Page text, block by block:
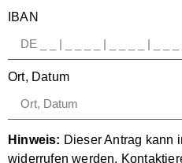
IBAN
Ort, Datum
Hinweis: Dieser Antrag kann
widerrufen werden.